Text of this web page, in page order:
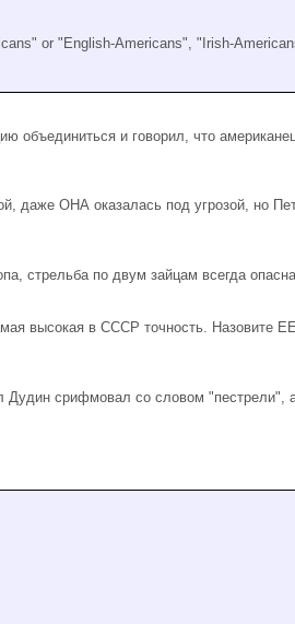
or "English-Americans", "Irish-
объединиться и говорил, что
даже ОНА оказалась под угрозой, но
стрельба по двум зайцам всегда
высокая в СССР точность. Назовите
Дудин срифмовал со словом "пестрели",